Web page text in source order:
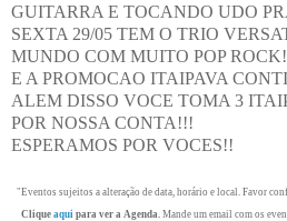
GUITARRA E TOCANDO UDO
SEXTA 29/05 TEM O TRIO
MUNDO COM MUITO POP
E A PROMOCAO ITAIPAVA
ALEM DISSO VOCE TOMA 3
POR NOSSA CONTA!!!
ESPERAMOS POR VOCES!!
"Eventos sujeitos a alteração de data, horário e local. Favor
Clique aqui para ver a Agenda. Mande um email com os